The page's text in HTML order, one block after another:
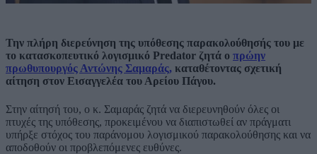
Την πλήρη διερεύνηση της υπόθεσης παρακολούθησής του με
το κατασκοπευτικό λογισμικό Predator ζητά ο πρώην
πρωθυπουργός Αντώνης Σαμαράς, καταθέτοντας σχετική
αίτηση στον Εισαγγελέα του Αρείου Πάγου.
Στην αίτησή του, ο κ. Σαμαράς ζητά να διερευνηθούν όλες οι
πτυχές της υπόθεσης, προκειμένου να διαπιστωθεί αν πράγματι
υπήρξε στόχος του παράνομου λογισμικού παρακολούθησης και να
αποδοθούν οι προβλεπόμενες ευθύνες.